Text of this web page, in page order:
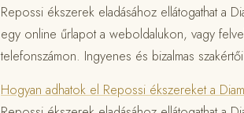
Repossi ékszerek eladásához ellátogathat a
egy online űrlapot a weboldalukon, vagy
telefonszámon. Ingyenes és bizalmas
Hogyan adhatok el Repossi ékszereket a